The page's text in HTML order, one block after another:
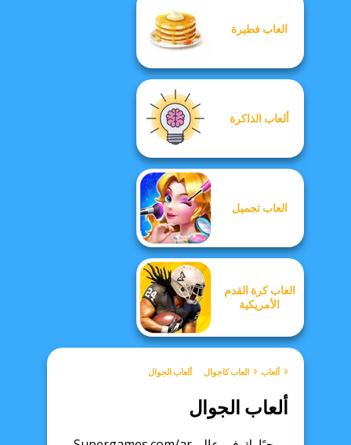
العاب فطيرة
ألعاب الذاكرة
العاب تجميل
العاب كرة القدم
الأمريكية
ألعاب العاب كاجوال ألعاب الجوال
ألعاب الجوال